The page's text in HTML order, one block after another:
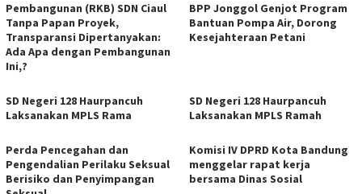
Pembangunan (RKB) SDN Ciaul
Tanpa Papan Proyek,
Transparansi Dipertanyakan:
Ada Apa dengan Pembangunan
Ini,?
BPP Jonggol Genjot Program
Bantuan Pompa Air, Dorong
Kesejahteraan Petani
SD Negeri 128 Haurpancuh
Laksanakan MPLS Rama
SD Negeri 128 Haurpancuh
Laksanakan MPLS Ramah
Perda Pencegahan dan
Pengendalian Perilaku Seksual
Berisiko dan Penyimpangan
Komisi IV DPRD Kota Bandung
menggelar rapat kerja
bersama Dinas Sosial